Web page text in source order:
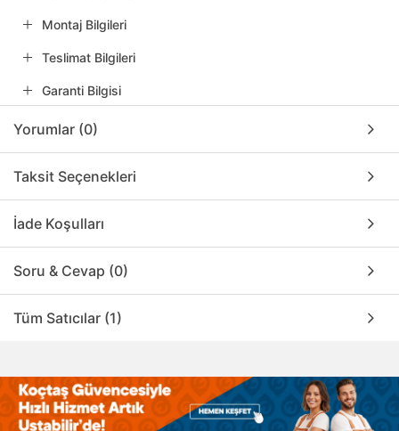
Montaj Bilgileri
Teslimat Bilgileri
Garanti Bilgisi
Yorumlar (0)
Taksit Seçenekleri
İade Koşulları
Soru & Cevap (0)
Tüm Satıcılar (1)